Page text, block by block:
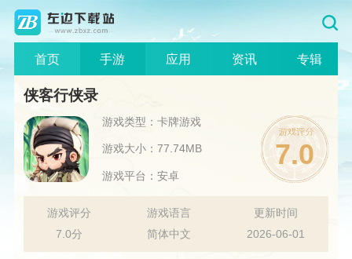
首页 手游 应用 资讯 专辑
侠客行侠录
游戏类型：卡牌游戏
游戏大小：77.74MB
游戏平台：安卓
7.0
游戏评分
7.0分
游戏语言
简体中文
更新时间
2026-06-01